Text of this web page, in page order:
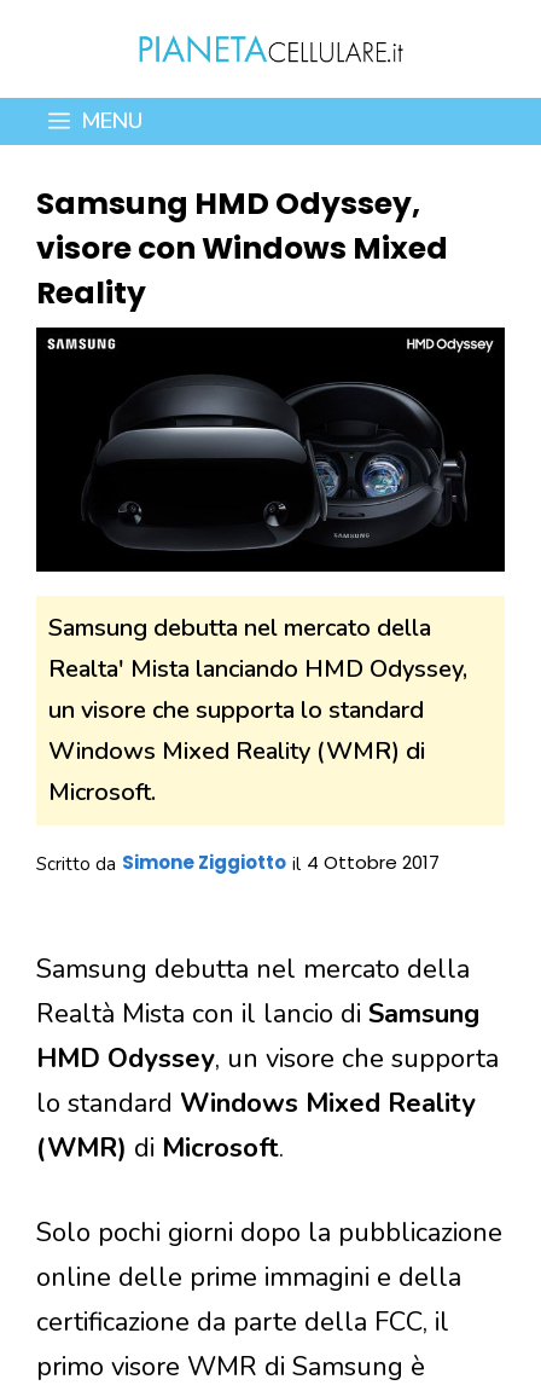
contenuto
MENU
Samsung HMD Odyssey,
visore con Windows Mixed
Reality
Samsung debutta nel mercato della
Realta' Mista lanciando HMD Odyssey,
un visore che supporta lo standard
Windows Mixed Reality (WMR) di
Microsoft.
Scritto da Simone Ziggiotto il 4 Ottobre 2017
Samsung debutta nel mercato della
Realtà Mista con il lancio di Samsung
HMD Odyssey, un visore che supporta
lo standard Windows Mixed Reality
(WMR) di Microsoft.
Solo pochi giorni dopo la pubblicazione
online delle prime immagini e della
certificazione da parte della FCC, il
primo visore WMR di Samsung è